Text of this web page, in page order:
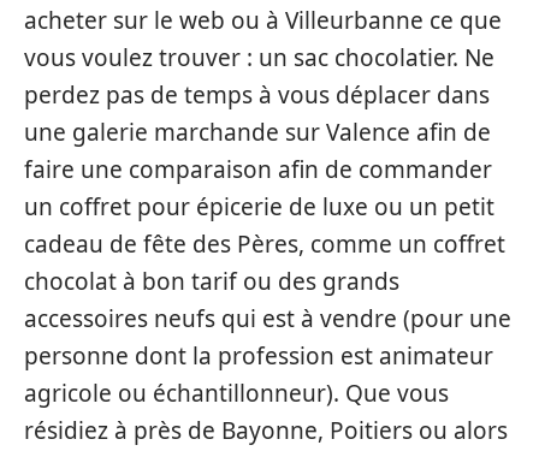
acheter sur le web ou à Villeurbanne ce que
vous voulez trouver : un sac chocolatier. Ne
perdez pas de temps à vous déplacer dans
une galerie marchande sur Valence afin de
faire une comparaison afin de commander
un coffret pour épicerie de luxe ou un petit
cadeau de fête des Pères, comme un coffret
chocolat à bon tarif ou des grands
accessoires neufs qui est à vendre (pour une
personne dont la profession est animateur
agricole ou échantillonneur). Que vous
résidiez à près de Bayonne, Poitiers ou alors